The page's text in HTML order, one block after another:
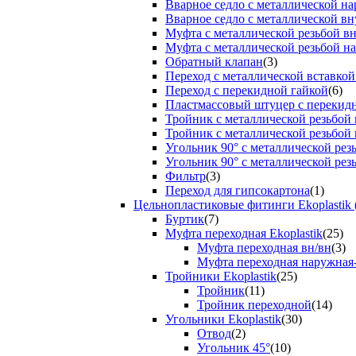
Вварное седло с металлической
Вварное седло с металлической
Муфта с металлической резьбой
Муфта с металлической резьбой
Обратный клапан(3)
Переход с металлической
Переход с перекидной гайкой(6)
Пластмассовый штуцер с
Тройник с металлической
Тройник с металлической резьбой
Угольник 90° с металлической
Угольник 90° с металлической
Фильтр(3)
Переход для гипсокартона(1)
Цельнопластиковые фитинги Ekoplastik
Буртик(7)
Муфта переходная Ekoplastik(25)
Муфта переходная вн/вн(3)
Муфта переходная
Тройники Ekoplastik(25)
Тройник(11)
Тройник переходной(14)
Угольники Ekoplastik(30)
Отвод(2)
Угольник 45°(10)